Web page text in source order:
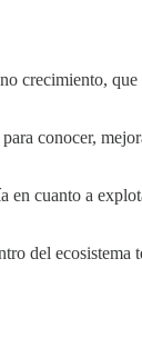
crecimiento,
para conocer,
cuanto a
del